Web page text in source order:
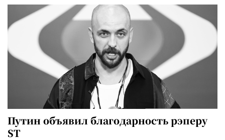
Путин объявил благодарность рэперу
ST